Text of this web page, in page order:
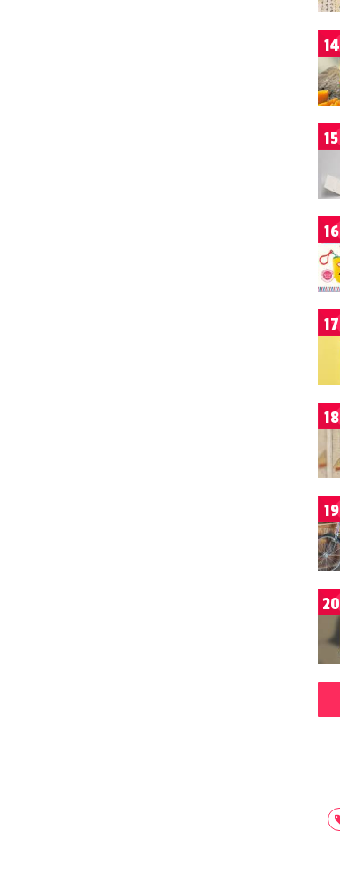
14
15
16
17
18
19
20